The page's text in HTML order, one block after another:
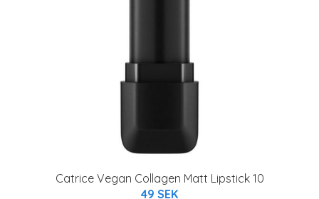
Catrice Vegan Collagen Matt Lipstick 10
49 SEK